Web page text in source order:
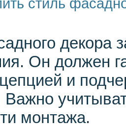
стиль
декора
Он должен
и
Важно
монтажа.